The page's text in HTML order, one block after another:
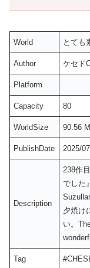
World とても
Author ケセド
Platform
Capacity 80
WorldSize 90.56
PublishDate 2025/
Description
238作
でした
夕焼け
い。
Tag